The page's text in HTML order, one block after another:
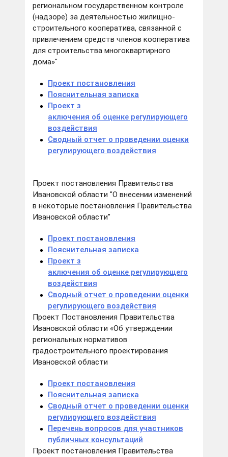
региональном государственном контроле
(надзоре) за деятельностью жилищно-
строительного кооператива, связанной с
привлечением средств членов кооператива
для строительства многоквартирного
дома»"
Проект постановления
Пояснительная записка
Проект з
аключения об оценке регулирующего
воздействия
Сводный отчет о проведении оценки
регулирующего воздействия
Проект постановления Правительства
Ивановской области "О внесении изменений
в некоторые постановления Правительства
Ивановской области"
Проект постановления
Пояснительная записка
Проект з
аключения об оценке регулирующего
воздействия
Сводный отчет о проведении оценки
регулирующего воздействия
Проект Постановления Правительства
Ивановской области «Об утверждении
региональных нормативов
градостроительного проектирования
Ивановской области
Проект постановления
Пояснительная записка
Сводный отчет о проведении оценки
регулирующего воздействия
Перечень вопросов для участников
публичных консультаций
Проект постановления Правительства